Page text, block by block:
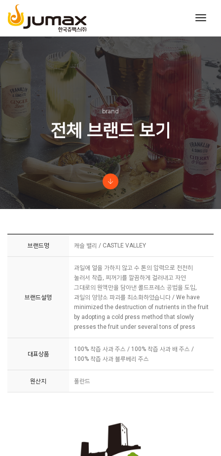
brand
전체 브랜드 보기
브랜드명 캐슬 밸리 / CASTLE VALLEY
브랜드설명
과일에 열을 가하지 않고 수 톤의 압력으로 천천히
눌러서 착즙, 찌꺼기를 깔끔하게 걸러내고 자연
그대로의 원액만을 담아낸 콜드프레스 공법을 도입,
과일의 영양소 파괴를 최소화하였습니다 / We have
minimized the destruction of nutrients in the fruit
by adopting a cold press method that slowly
presses the fruit under several tons of press
대표상품
100% 착즙 사과 주스 / 100% 착즙 사과 배 주스 /
100% 착즙 사과 블루베리 주스
원산지 폴란드